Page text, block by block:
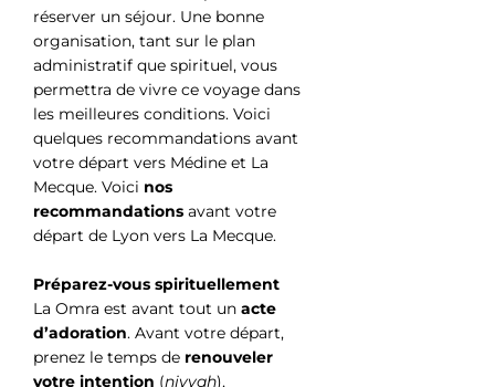
réserver un séjour. Une bonne
organisation, tant sur le plan
administratif que spirituel, vous
permettra de vivre ce voyage dans
les meilleures conditions. Voici
quelques recommandations avant
votre départ vers Médine et La
Mecque. Voici nos
recommandations avant votre
départ de Lyon vers La Mecque.
Préparez-vous spirituellement
La Omra est avant tout un acte
d’adoration. Avant votre départ,
prenez le temps de renouveler
votre intention (niyyah),